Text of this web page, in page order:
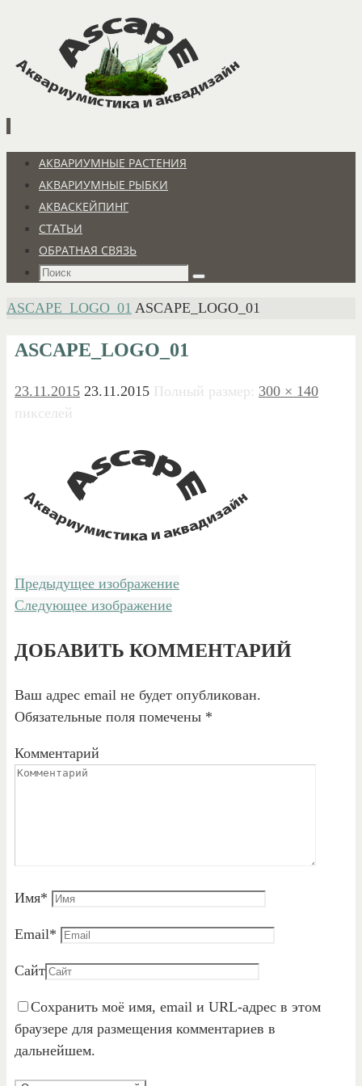
содержимому
Перейти
содержимому
АКВАРИУМНЫЕ РАСТЕНИЯ
АКВАРИУМНЫЕ РЫБКИ
АКВАСКЕЙПИНГ
СТАТЬИ
ОБРАТНАЯ СВЯЗЬ
Что
Поиск
ГЛАВНАЯ
ASCAPE_LOGO_01 ASCAPE_LOGO_01
ASCAPE_LOGO_01
23.11.2015 23.11.2015 Полный размер: 300 × 140
пикселей
Предыдущее изображение
Следующее изображение
ДОБАВИТЬ КОММЕНТАРИЙ
Ваш адрес email не будет опубликован.
Обязательные поля помечены *
Комментарий
Имя*
Email*
Сайт
Сохранить моё имя, email и URL-адрес в этом
браузере для размещения комментариев в
дальнейшем.